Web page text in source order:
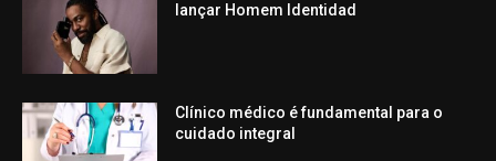
lançar Homem Identidad
Clínico médico é fundamental para o
cuidado integral